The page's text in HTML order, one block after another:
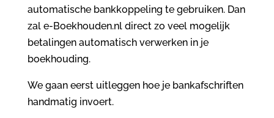
automatische bankkoppeling te gebruiken. Dan
zal e-Boekhouden.nl direct zo veel mogelijk
betalingen automatisch verwerken in je
boekhouding.
We gaan eerst uitleggen hoe je bankafschriften
handmatig invoert.